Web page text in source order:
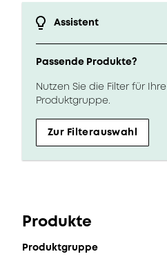
Assistent
Passende Produkte?
Nutzen Sie die Filter für Ihre
Produktgruppe.
Zur Filterauswahl
Produkte
Produktgruppe